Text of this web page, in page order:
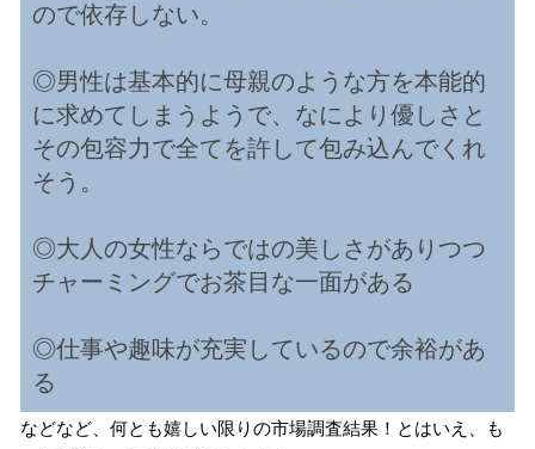
ので依存しない。
◎男性は基本的に母親のような方を本能的
に求めてしまうようで、なにより優しさと
その包容力で全てを許して包み込んでくれ
そう。
◎大人の女性ならではの美しさがありつつ
チャーミングでお茶目な一面がある
◎仕事や趣味が充実しているので余裕があ
る
などなど、何とも嬉しい限りの市場調査結果！とはいえ、も